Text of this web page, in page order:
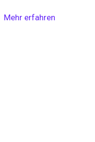
Mehr erfahren